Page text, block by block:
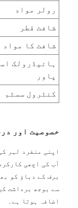
رولر مواد
شافٹ قطر
شافٹ کا مواد
ہائیڈرولک
پاور
کنٹرول سسٹم
خصوصیت اور
آب کی اچھی
برف کے دباؤ کو
سے بوجھ برداشت
اضافہ ہوتا ہے۔